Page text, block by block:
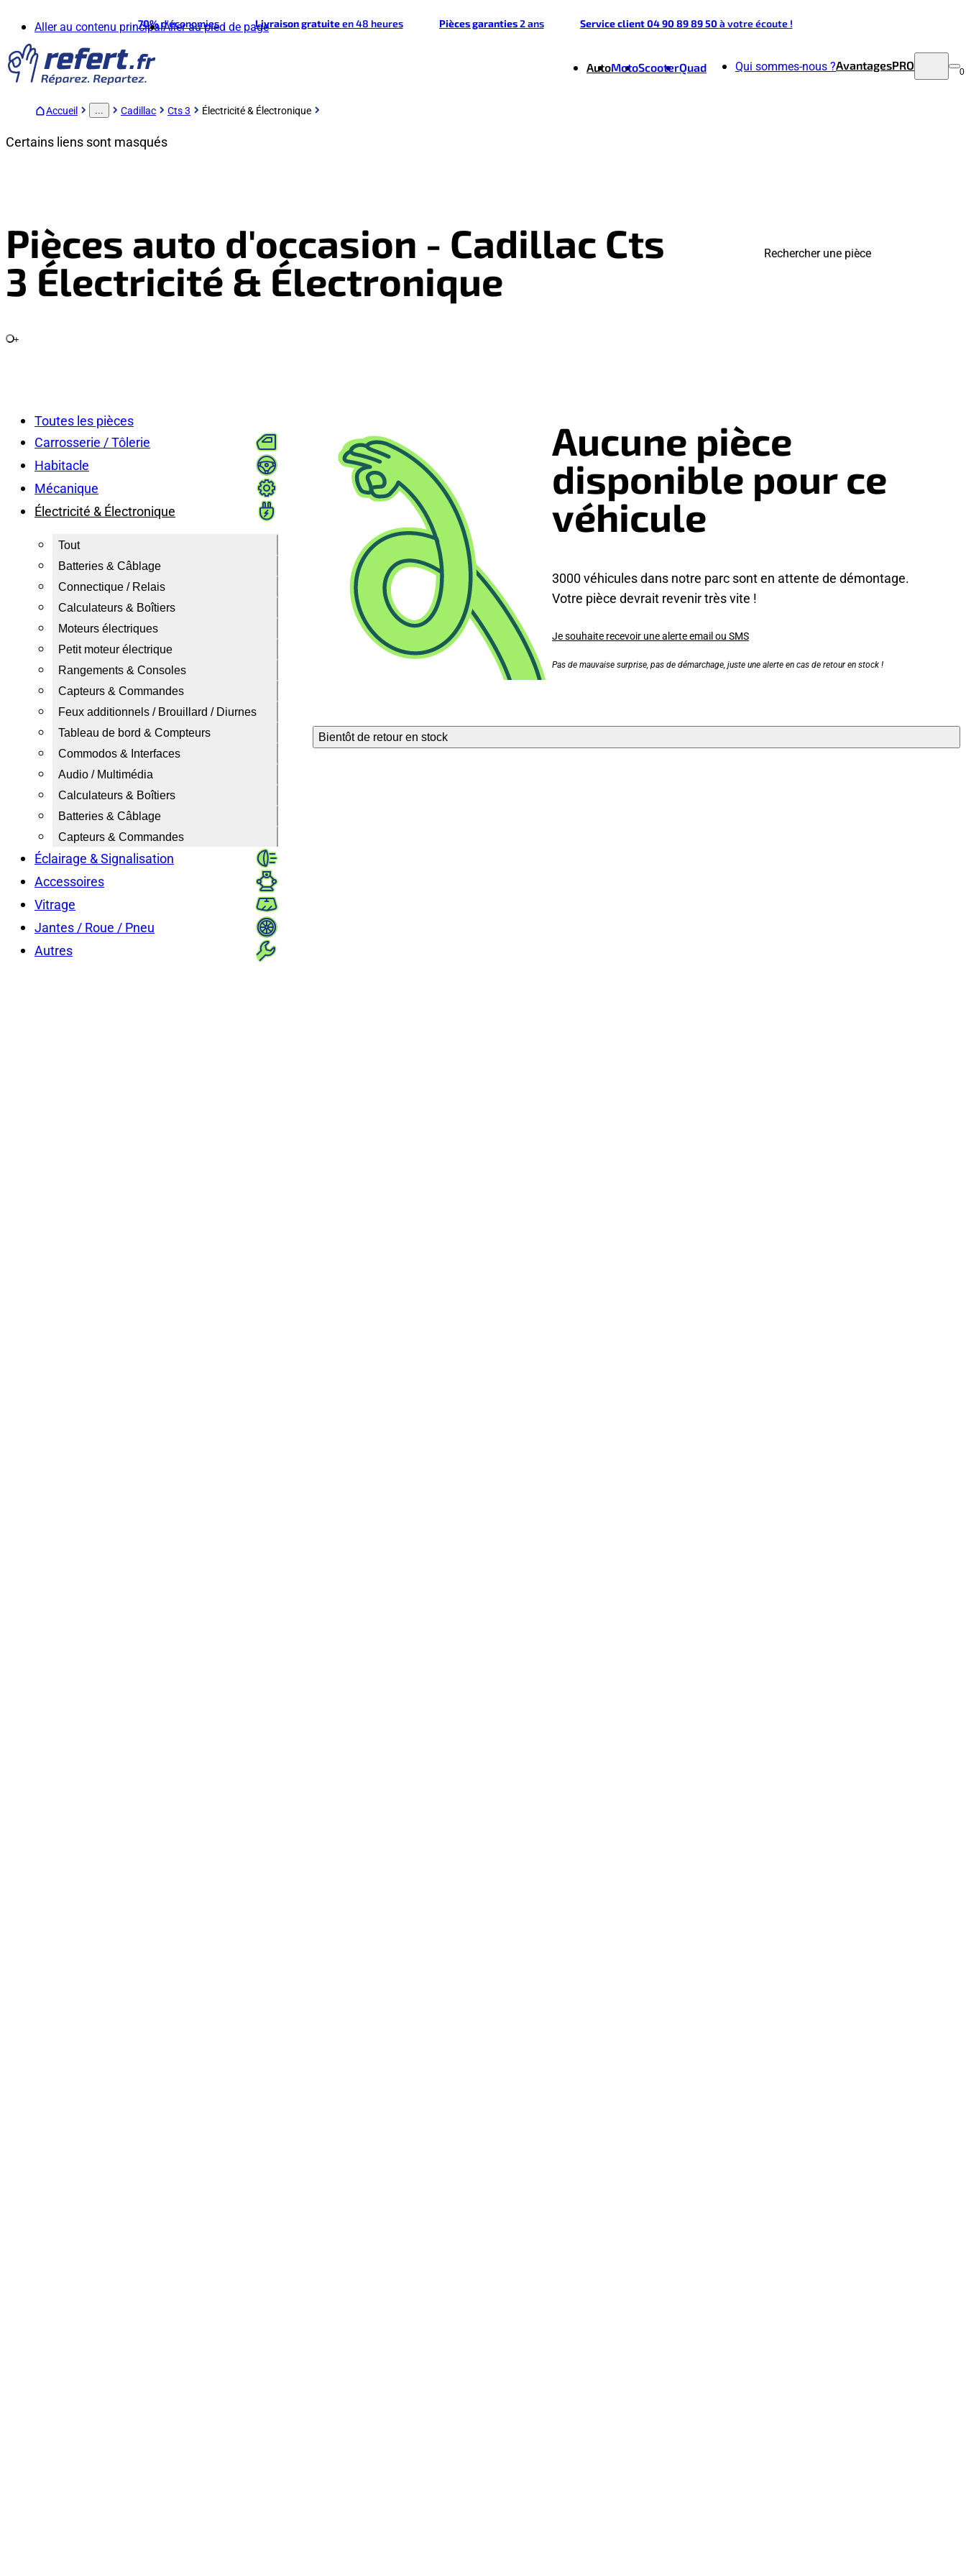
Aller au contenu principalAller au pied de page
70%d'économies Livraison gratuiteen 48 heures Pièces garanties2 ans Service client 04 90 89 89 50à votre écoute !
AutoMotoScooterQuad Qui sommes-nous ?AvantagesPRO 0
Accueil ... Cadillac Cts 3 Électricité & Électronique
Certains liens sont masqués
Pièces auto d'occasion - Cadillac Cts
3 Électricité & Électronique
+
Rechercher une pièce
Toutes les pièces
Carrosserie / Tôlerie
Habitacle
Mécanique
Électricité & Électronique
Tout
Batteries & Câblage
Connectique / Relais
Calculateurs & Boîtiers
Moteurs électriques
Petit moteur électrique
Rangements & Consoles
Capteurs & Commandes
Feux additionnels / Brouillard / Diurnes
Tableau de bord & Compteurs
Commodos & Interfaces
Audio / Multimédia
Calculateurs & Boîtiers
Batteries & Câblage
Capteurs & Commandes
Éclairage & Signalisation
Accessoires
Vitrage
Jantes / Roue / Pneu
Autres
Aucune pièce
disponible pour ce
véhicule
3000 véhicules dans notre parc sont en attente de démontage.
Votre pièce devrait revenir très vite !
Je souhaite recevoir une alerte email ou SMS
Pas de mauvaise surprise, pas de démarchage, juste une alerte en cas de retour en stock !
Bientôt de retour en stock